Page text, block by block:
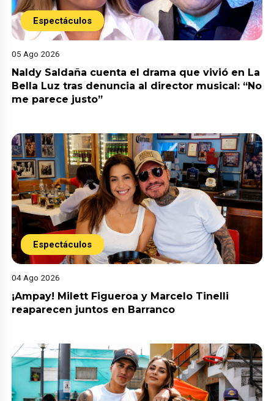
Espectáculos
05 Ago 2026
Naldy Saldaña cuenta el drama que vivió en La
Bella Luz tras denuncia al director musical: “No
me parece justo”
Espectáculos
04 Ago 2026
¡Ampay! Milett Figueroa y Marcelo Tinelli
reaparecen juntos en Barranco